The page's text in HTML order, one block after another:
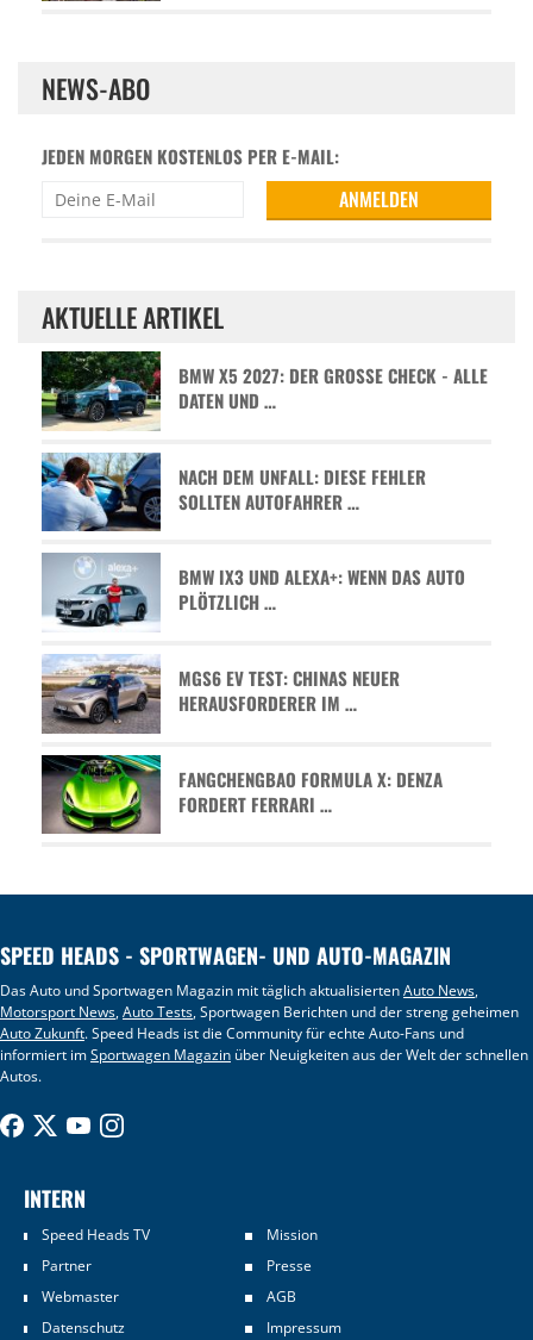
NEWS-ABO
JEDEN MORGEN KOSTENLOS PER E-MAIL:
AKTUELLE ARTIKEL
BMW X5 2027: DER GROSSE CHECK - ALLE D
ATEN UND …
NACH DEM UNFALL: DIESE FEHLER
SOLLTEN AUTOFAHRER …
BMW IX3 UND ALEXA+: WENN DAS AUTO
PLÖTZLICH …
MGS6 EV TEST: CHINAS NEUER
HERAUSFORDERER IM …
FANGCHENGBAO FORMULA X: DENZA
FORDERT FERRARI …
SPEED HEADS - SPORTWAGEN- UND AUTO-MAGAZIN
Das Auto und Sportwagen Magazin mit täglich aktualisiertenAuto News,
Motorsport News,Auto Tests, Sportwagen Berichten und der streng geheimen
Auto Zukunft. Speed Heads ist die Community für echte Auto-Fans und
informiert imSportwagen Magazin über Neuigkeiten aus der Welt der schnellen
Autos.
INTERN
Speed Heads TV
Mission
Partner
Presse
Webmaster
AGB
Datenschutz
Impressum